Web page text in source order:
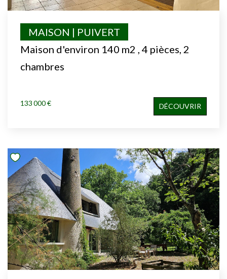
Maison d'environ 140 m2 , 4 pièces, 2
chambres
MAISON | PUIVERT
133 000 € DÉCOUVRIR